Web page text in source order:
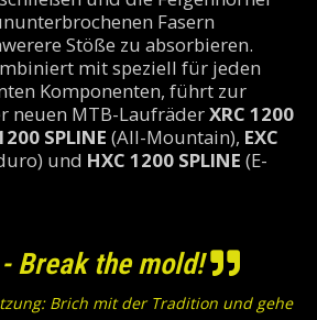
Fasern
Stöße zu absorbieren.
mit speziell für jeden
Komponenten, führt zur
neuen MTB-LaufräderXRC 1200
SPLINE (All-Mountain), EXC
und HXC 1200 SPLINE (E-
- Break the mold!
Brich mit der Tradition und gehe